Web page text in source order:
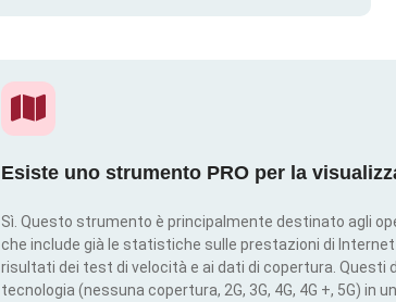
Esiste uno strumento PRO per la
Sì. Questo strumento è principalmente destinato agli
che include già le statistiche sulle prestazioni di
risultati dei test di velocità e ai dati di copertura.
tecnologia (nessuna copertura, 2G, 3G, 4G, 4G +, 5G) in